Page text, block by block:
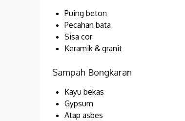
Puing beton
Pecahan bata
Sisa cor
Keramik & granit
Sampah Bongkaran
Kayu bekas
Gypsum
Atap asbes